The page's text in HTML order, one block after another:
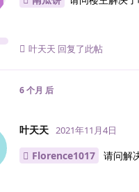
叶天天 回复了此帖
6 个月 后
叶天天 2021年11月4日
Florence1017 请问解